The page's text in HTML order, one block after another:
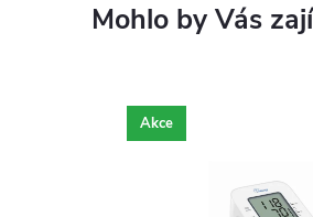
Mohlo by Vás
Akce